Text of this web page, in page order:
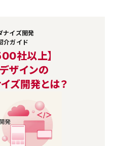
ナイズ開発
介ガイド
社以上】
ザインの
ズ開発とは？